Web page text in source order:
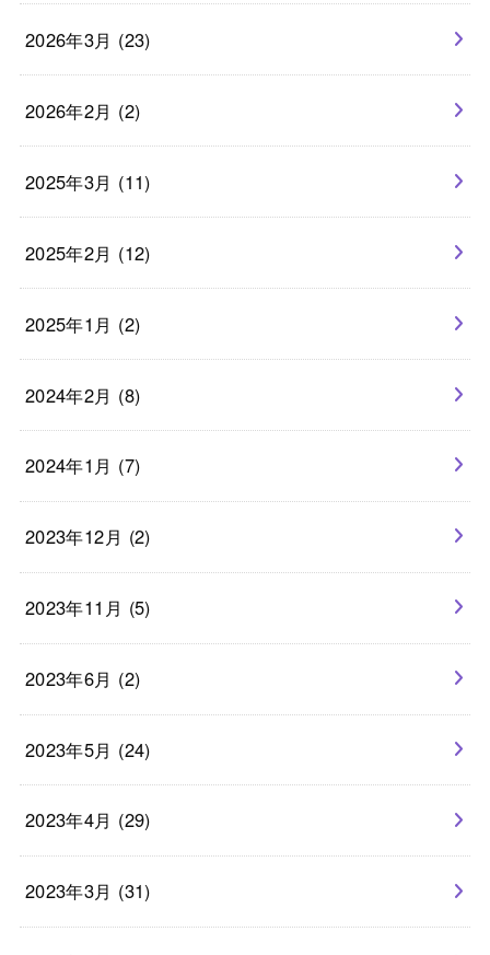
2026年3月 (23)
2026年2月 (2)
2025年3月 (11)
2025年2月 (12)
2025年1月 (2)
2024年2月 (8)
2024年1月 (7)
2023年12月 (2)
2023年11月 (5)
2023年6月 (2)
2023年5月 (24)
2023年4月 (29)
2023年3月 (31)